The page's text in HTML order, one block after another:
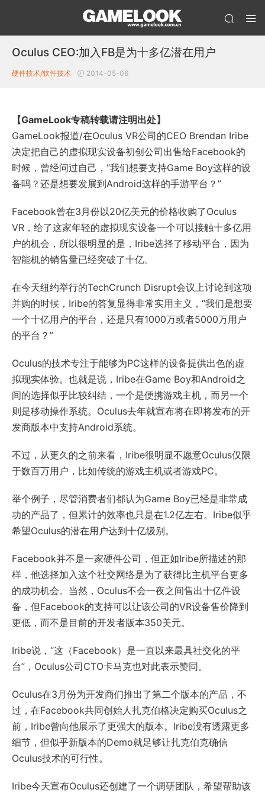
Oculus CEO:加入FB是为十多亿潜在用户
硬件技术/软件技术 2014-05-06
【GameLook专稿转载请注明出处】
GameLook报道/在Oculus VR公司的CEO Brendan Iribe
决定把自己的虚拟现实设备初创公司出售给Facebook的
时候，曾经问过自己，“我们想要支持Game Boy这样的设
备吗？还是想要发展到Android这样的手游平台？”
Facebook曾在3月份以20亿美元的价格收购了Oculus
VR，给了这家年轻的虚拟现实设备一个可以接触十多亿用
户的机会，所以很明显的是，Iribe选择了移动平台，因为
智能机的销售量已经突破了十亿。
在今天纽约举行的TechCrunch Disrupt会议上讨论到这项
并购的时候，Iribe的答复显得非常实用主义，“我们是想要
一个十亿用户的平台，还是只有1000万或者5000万用户
的平台？”
Oculus的技术专注于能够为PC这样的设备提供出色的虚
拟现实体验。也就是说，Iribe在Game Boy和Android之
间的选择似乎比较纠结，一个是便携游戏主机，而另一个
则是移动操作系统。Oculus去年就宣布将在即将发布的开
发商版本中支持Android系统。
不过，从更久的之前来看，Iribe很明显不愿意Oculus仅限
于数百万用户，比如传统的游戏主机或者游戏PC。
举个例子，尽管消费者们都认为Game Boy已经是非常成
功的产品了，但累计的效率也只是在1.2亿左右。Iribe似乎
希望Oculus的潜在用户达到十亿级别。
Facebook并不是一家硬件公司，但正如Iribe所描述的那
样，他选择加入这个社交网络是为了获得比主机平台更多
的成功机会。当然，Oculus不会一夜之间售出十亿件设
备，但Facebook的支持可以让该公司的VR设备售价降到
更低，而不是目前的开发者版本350美元。
Iribe说，“这（Facebook）是一直以来最具社交化的平
台”，Oculus公司CTO卡马克也对此表示赞同。
Oculus在3月份为开发商们推出了第二个版本的产品，不
过，在Facebook共同创始人扎克伯格决定购买Oculus之
前，Iribe曾向他展示了更强大的版本。Iribe没有透露更多
细节，但似乎新版本的Demo就足够让扎克伯克确信
Oculus技术的可行性。
Iribe今天宣布Oculus还创建了一个调研团队，希望帮助该